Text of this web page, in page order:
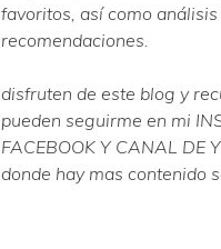
favoritos, así como análisis
recomendaciones.
disfruten de este blog y
pueden seguirme en mi
FACEBOOK Y CANAL DE
donde hay mas contenido